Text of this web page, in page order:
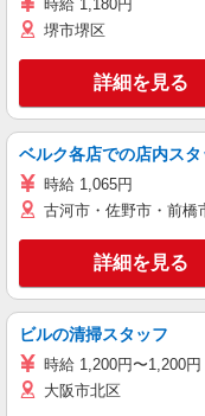
時給 1,180円
堺市堺区
詳細を見る
ベルク各店での店内スタ
時給 1,065円
古河市・佐野市・前橋
詳細を見る
ビルの清掃スタッフ
時給 1,200円〜1,200円
大阪市北区